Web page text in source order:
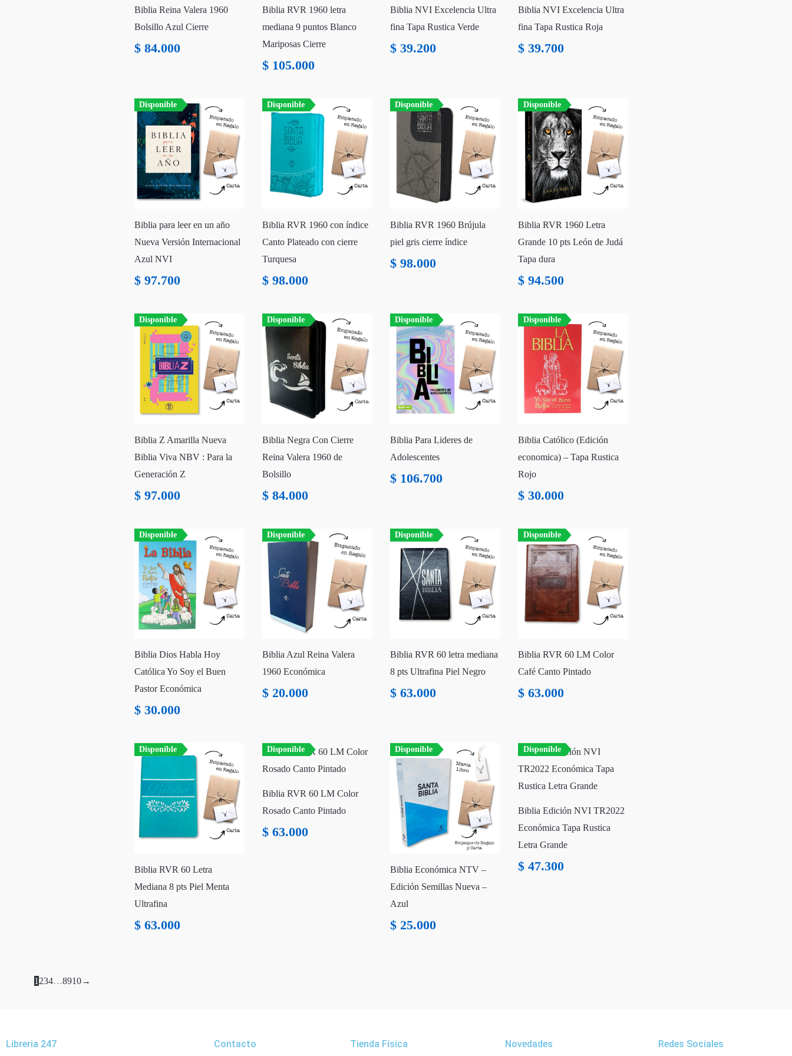
Biblia Reina Valera 1960
Bolsillo Azul Cierre
$ 84.000
Biblia RVR 1960 letra
mediana 9 puntos Blanco
Mariposas Cierre
$ 105.000
Biblia NVI Excelencia Ultra
fina Tapa Rustica Verde
$ 39.200
Biblia NVI Excelencia Ultra
fina Tapa Rustica Roja
$ 39.700
Disponible
Biblia para leer en un año
Nueva Versión Internacional
Azul NVI
$ 97.700
Disponible
Biblia RVR 1960 con índice
Canto Plateado con cierre
Turquesa
$ 98.000
Disponible
Biblia RVR 1960 Brújula
piel gris cierre índice
$ 98.000
Disponible
Biblia RVR 1960 Letra
Grande 10 pts León de Judá
Tapa dura
$ 94.500
Disponible
Biblia Z Amarilla Nueva
Biblia Viva NBV : Para la
Generación Z
$ 97.000
Disponible
Biblia Negra Con Cierre
Reina Valera 1960 de
Bolsillo
$ 84.000
Disponible
Biblia Para Lideres de
Adolescentes
$ 106.700
Disponible
Biblia Católico (Edición
economica) – Tapa Rustica
Rojo
$ 30.000
Disponible
Biblia Dios Habla Hoy
Católica Yo Soy el Buen
Pastor Económica
$ 30.000
Disponible
Biblia Azul Reina Valera
1960 Económica
$ 20.000
Disponible
Biblia RVR 60 letra mediana
8 pts Ultrafina Piel Negro
$ 63.000
Disponible
Biblia RVR 60 LM Color
Café Canto Pintado
$ 63.000
Disponible
Biblia RVR 60 Letra
Mediana 8 pts Piel Menta
Ultrafina
$ 63.000
Disponible
Biblia RVR 60 LM Color
Rosado Canto Pintado
$ 63.000
Disponible
Biblia Económica NTV –
Edición Semillas Nueva –
Azul
$ 25.000
Disponible
Biblia Edición NVI TR2022
Económica Tapa Rustica
Letra Grande
$ 47.300
1 234…8910→
Libreria 247 Contacto Tienda Física Novedades Redes Sociales